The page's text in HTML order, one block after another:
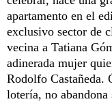
apartamento en el
exclusivo sector de
vecina a Tatiana
adinerada mujer
Rodolfo Castañeda.
lotería, no